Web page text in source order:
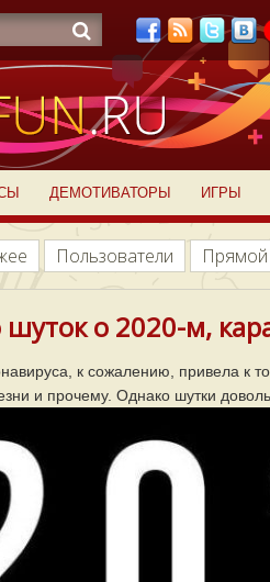
ДЕМОТИВАТОРЫ ИГРЫ
Пользователи
о 2020-м,
к сожалению, привела к
и прочему. Однако шутки